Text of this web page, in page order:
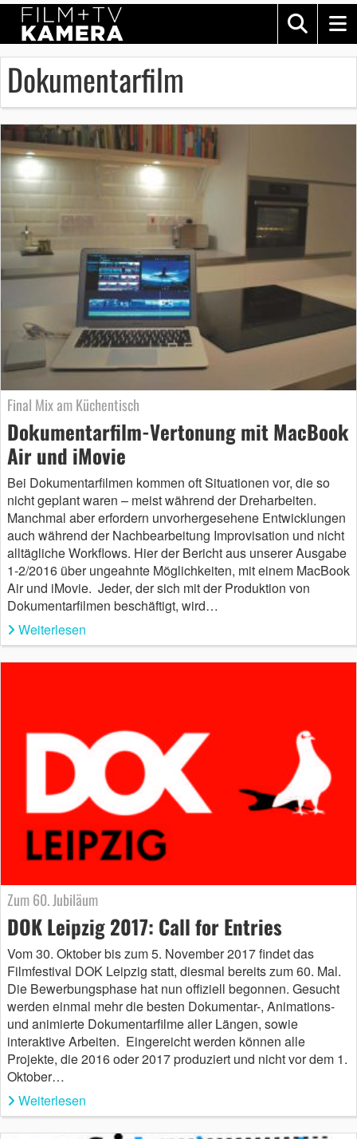
Dokumentarfilm
Final Mix am Küchentisch
Dokumentarfilm-Vertonung mit MacBook
Air und iMovie
Bei Dokumentarfilmen kommen oft Situationen vor, die so
nicht geplant waren – meist während der Dreharbeiten.
Manchmal aber erfordern unvorhergesehene Entwicklungen
auch während der Nachbearbeitung Improvisation und nicht
alltägliche Workflows. Hier der Bericht aus unserer Ausgabe
1-2/2016 über ungeahnte Möglichkeiten, mit einem MacBook
Air und iMovie. Jeder, der sich mit der Produktion von
Dokumentarfilmen beschäftigt, wird…
Weiterlesen
Zum 60. Jubiläum
DOK Leipzig 2017: Call for Entries
Vom 30. Oktober bis zum 5. November 2017 findet das
Filmfestival DOK Leipzig statt, diesmal bereits zum 60. Mal.
Die Bewerbungsphase hat nun offiziell begonnen. Gesucht
werden einmal mehr die besten Dokumentar-, Animations-
und animierte Dokumentarfilme aller Längen, sowie
interaktive Arbeiten. Eingereicht werden können alle
Projekte, die 2016 oder 2017 produziert und nicht vor dem 1.
Oktober…
Weiterlesen